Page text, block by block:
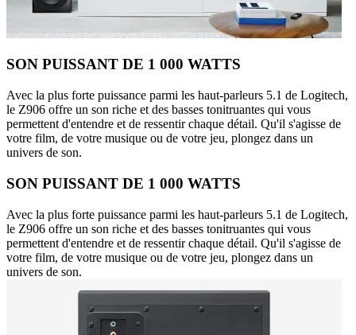
SON PUISSANT DE 1 000 WATTS
Avec la plus forte puissance parmi les haut-parleurs 5.1 de Logitech,
le Z906 offre un son riche et des basses tonitruantes qui vous
permettent d'entendre et de ressentir chaque détail. Qu'il s'agisse de
votre film, de votre musique ou de votre jeu, plongez dans un
univers de son.
SON PUISSANT DE 1 000 WATTS
Avec la plus forte puissance parmi les haut-parleurs 5.1 de Logitech,
le Z906 offre un son riche et des basses tonitruantes qui vous
permettent d'entendre et de ressentir chaque détail. Qu'il s'agisse de
votre film, de votre musique ou de votre jeu, plongez dans un
univers de son.